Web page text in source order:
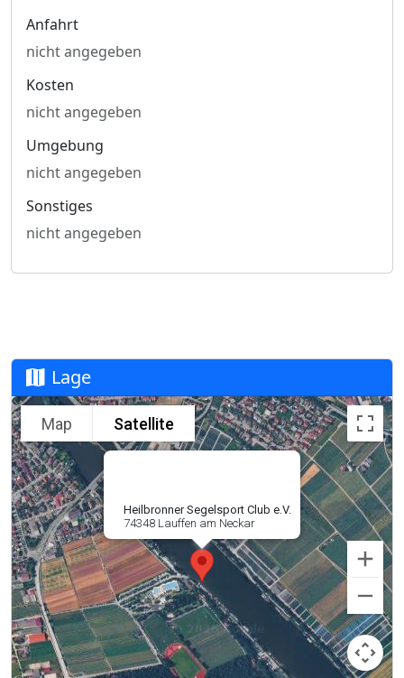
Anfahrt
nicht angegeben
Kosten
nicht angegeben
Umgebung
nicht angegeben
Sonstiges
nicht angegeben
Lage
Heilbronner Segelsport Club e.V.
74348 Lauffen am Neckar
Map Satellite